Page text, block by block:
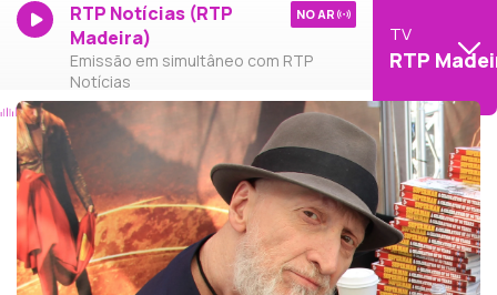
RTP Notícias (RTP
Madeira)
Emissão em simultâneo com RTP
Notícias
NO AR
TV
RTP